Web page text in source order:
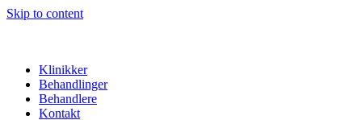
Skip to content
Klinikker
Behandlinger
Behandlere
Kontakt